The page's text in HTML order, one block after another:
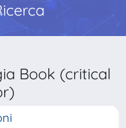
Book (critical